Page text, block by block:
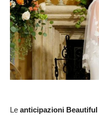
Le anticipazioni Beautiful